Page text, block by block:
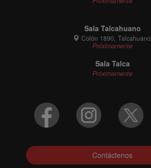
Sala Talcahuano
Colón 1890, Talcahuano.
Próximamente
Sala Talca
Próximamente
Contáctenos